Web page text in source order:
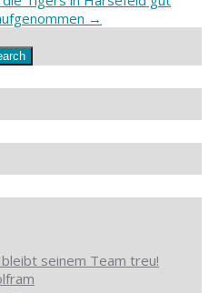
→
seinem Team treu!